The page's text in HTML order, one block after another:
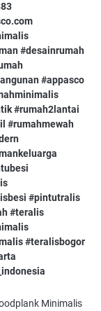
#desainrumah⁠
#appasco⁠
#rumah2lantai⁠
#rumahmewah⁠
#pintutralis⁠
#teralis⁠
#teralisbogor⁠